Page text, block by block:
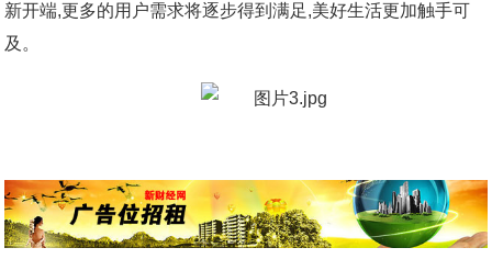
新开端,更多的用户需求将逐步得到满足,美好生活更加触手可
及。